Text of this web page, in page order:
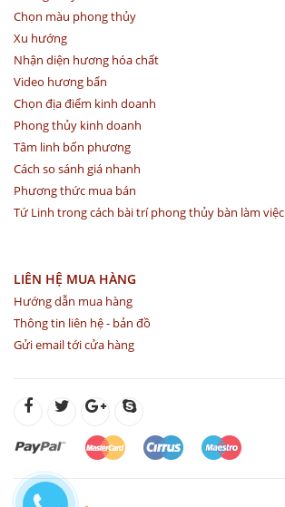
Chọn màu phong thủy
Xu hướng
Nhận diện hương hóa chất
Video hương bẩn
Chọn địa điểm kinh doanh
Phong thủy kinh doanh
Tâm linh bốn phương
Cách so sánh giá nhanh
Phương thức mua bán
Tứ Linh trong cách bài trí phong thủy bàn làm việc
LIÊN HỆ MUA HÀNG
Hướng dẫn mua hàng
Thông tin liên hệ - bản đồ
Gửi email tới cửa hàng